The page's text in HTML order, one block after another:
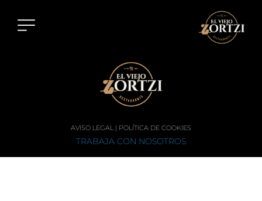
AVISO LEGAL | POLÍTICA DE COOKIES
TRABAJA CON NOSOTROS